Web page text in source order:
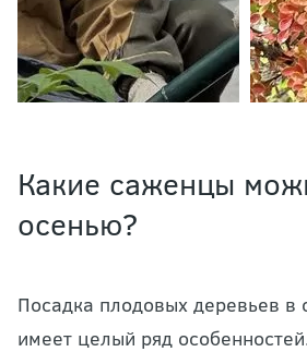
Какие саженцы
осенью?
Посадка плодовых деревьев в
имеет целый ряд